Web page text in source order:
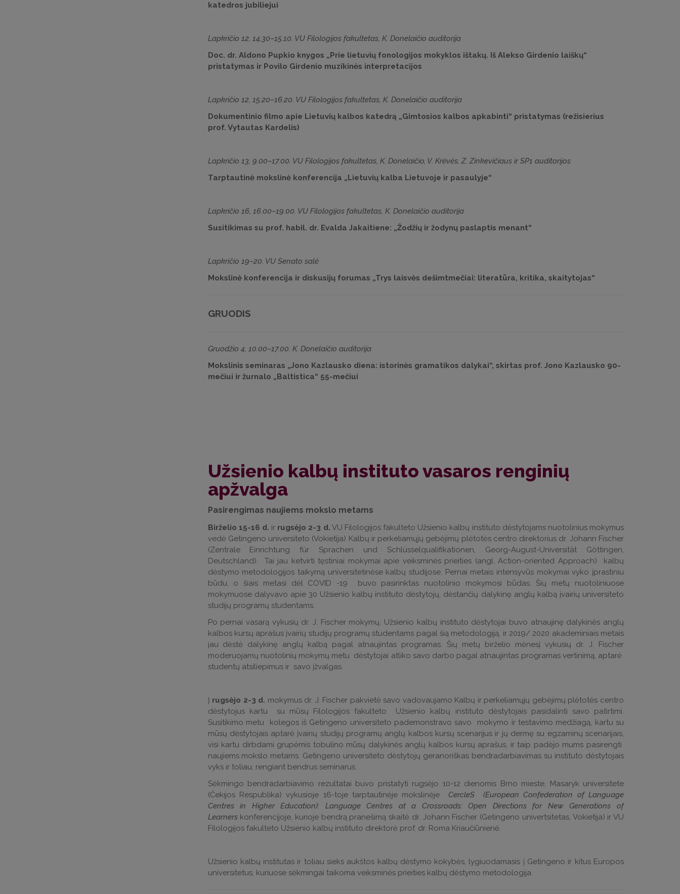
katedros jubiliejui
Lapkričio 12, 14.30–15.10. VU Filologijos fakultetas, K. Donelaičio auditorija
Doc. dr. Aldono Pupkio knygos „Prie lietuvių fonologijos mokyklos ištakų. Iš Alekso Girdenio laiškų“
pristatymas ir Povilo Girdenio muzikinės interpretacijos
Lapkričio 12, 15.20–16.20. VU Filologijos fakultetas, K. Donelaičio auditorija
Dokumentinio filmo apie Lietuvių kalbos katedrą „Gimtosios kalbos apkabinti“ pristatymas (režisierius
prof. Vytautas Kardelis)
Lapkričio 13, 9.00–17.00. VU Filologijos fakultetas, K. Donelaičio, V. Krėvės, Z. Zinkevičiaus ir SP1 auditorijos
Tarptautinė mokslinė konferencija „Lietuvių kalba Lietuvoje ir pasaulyje“
Lapkričio 16, 16.00–19.00. VU Filologijos fakultetas, K. Donelaičio auditorija
Susitikimas su prof. habil. dr. Evalda Jakaitiene: „Žodžių ir žodynų paslaptis menant“
Lapkričio 19–20. VU Senato salė
Mokslinė konferencija ir diskusijų forumas „Trys laisvės dešimtmečiai: literatūra, kritika, skaitytojas“
GRUODIS
Gruodžio 4, 10.00–17.00. K. Donelaičio auditorija
Mokslinis seminaras „Jono Kazlausko diena: istorinės gramatikos dalykai“, skirtas prof. Jono Kazlausko 90-
mečiui ir žurnalo „Baltistica“ 55-mečiui
Užsienio kalbų instituto vasaros renginių
apžvalga
Pasirengimas naujiems mokslo metams
Birželio 15-16 d. ir rugsėjo 2-3 d. VU Filologijos fakulteto Užsienio kalbų instituto dėstytojams nuotolinius mokymus
vedė Getingeno universiteto (Vokietija) Kalbų ir perkeliamųjų gebėjimų plėtotės centro direktorius dr. Johann Fischer
(Zentrale Einrichtung für Sprachen und Schlüsselqualifikationen, Georg-August-Universität Göttingen,
Deutschland). Tai jau ketvirti tęstiniai mokymai apie veiksminės prieities (angl. Action-oriented Approach) kalbų
dėstymo metodologijos taikymą universitetinėse kalbų studijose. Pernai metais intensyvūs mokymai vyko įprastiniu
būdu, o šiais metasi dėl COVID -19 buvo pasirinktas nuotolinio mokymosi būdas. Šių metų nuotoliniuose
mokymuose dalyvavo apie 30 Užsienio kalbų instituto dėstytojų, dėstančių dalykinę anglų kalbą įvairių universiteto
studijų programų studentams.
Po pernai vasarą vykusių dr. J. Fischer mokymų, Užsienio kalbų instituto dėstytojai buvo atnaujinę dalykinės anglų
kalbos kursų aprašus įvairių studijų programų studentams pagal šią metodologiją, ir 2019/ 2020 akademiniais metais
jau dėstė dalykinę anglų kalbą pagal atnaujintas programas. Šių metų birželio mėnesį vykusių dr. J. Fischer
moderuojamų nuotolinių mokymų metu dėstytojai atliko savo darbo pagal atnaujintas programas vertinimą, aptarė
studentų atsiliepimus ir savo įžvalgas.
Į rugsėjo 2-3 d. mokymus dr. J. Fischer pakvietė savo vadovaujamo Kalbų ir perkeliamųjų gebėjimų plėtotės centro
dėstytojus kartu su mūsų Filologijos fakulteto Užsienio kalbų instituto dėstytojais pasidalinti savo patirtimi.
Susitikimo metu kolegos iš Getingeno universiteto pademonstravo savo mokymo ir testavimo medžiagą, kartu su
mūsų dėstytojais aptarė įvairių studijų programų anglų kalbos kursų scenarijus ir jų dermę su egzaminų scenarijais,
visi kartu dirbdami grupėmis tobulino mūsų dalykinės anglų kalbos kursų aprašus, ir taip padėjo mums pasirengti
naujiems mokslo metams. Getingeno universiteto dėstytojų geranoriškas bendradarbiavimas su instituto dėstytojais
vyks ir toliau, rengiant bendrus seminarus.
Sėkmingo bendradarbiavimo rezultatai buvo pristatyti rugsėjo 10-12 dienomis Brno mieste, Masaryk universitete
(Čekijos Respublika) vykusioje 16-toje tarptautinėje mokslinėje CercleS (European Confederation of Language
Centres in Higher Education): Language Centres at a Crossroads: Open Directions for New Generations of
Learners konferencijoje, kurioje bendrą pranešimą skaitė dr. Johann Fischer (Getingeno univertsitetas, Vokietija) ir VU
Filologijos fakulteto Užsienio kalbų instituto direktorė prof. dr. Roma Kriaučiūnienė.
Užsienio kalbų institutas ir toliau sieks aukštos kalbų dėstymo kokybės, lygiuodamasis į Getingeno ir kitus Europos
universitetus, kuriuose sėkmingai taikoma veiksminės prieities kalbų dėstymo metodologija.